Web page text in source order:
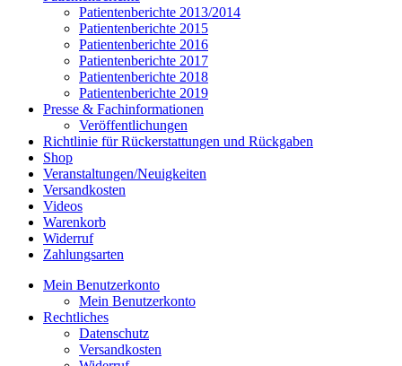
Patientenberichte 2013/2014
Patientenberichte 2015
Patientenberichte 2016
Patientenberichte 2017
Patientenberichte 2018
Patientenberichte 2019
Presse & Fachinformationen
Veröffentlichungen
Richtlinie für Rückerstattungen und Rückgaben
Shop
Veranstaltungen/Neuigkeiten
Versandkosten
Videos
Warenkorb
Widerruf
Zahlungsarten
Mein Benutzerkonto
Mein Benutzerkonto
Rechtliches
Datenschutz
Versandkosten